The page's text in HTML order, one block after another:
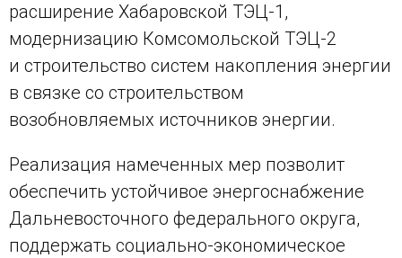
расширение Хабаровской ТЭЦ-1,
модернизацию Комсомольской ТЭЦ-2
и строительство систем накопления энергии
в связке со строительством
возобновляемых источников энергии.
Реализация намеченных мер позволит
обеспечить устойчивое энергоснабжение
Дальневосточного федерального округа,
поддержать социально-экономическое